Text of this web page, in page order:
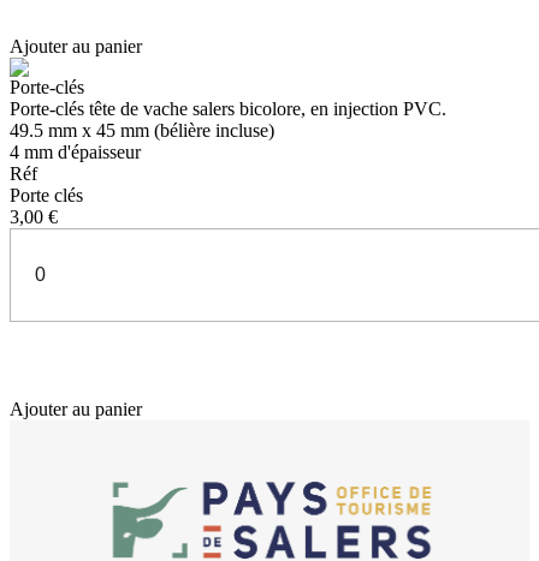
Ajouter au panier
Porte-clés
Porte-clés tête de vache salers bicolore, en injection PVC.
49.5 mm x 45 mm (bélière incluse)
4 mm d'épaisseur
Réf
Porte clés
3,00 €
Ajouter au panier